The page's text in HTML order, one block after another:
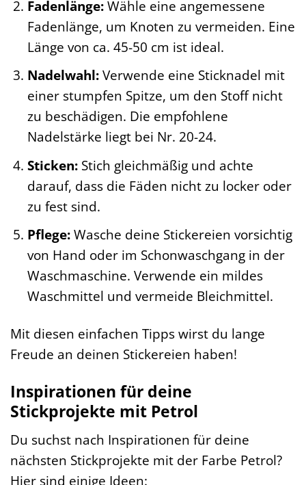
Fadenlänge:Wähle eine angemessene
Fadenlänge, um Knoten zu vermeiden. Eine
Länge von ca. 45-50 cm ist ideal.
Nadelwahl:Verwende eine Sticknadel mit
einer stumpfen Spitze, um den Stoff nicht
zu beschädigen. Die empfohlene
Nadelstärke liegt bei Nr. 20-24.
Sticken:Stich gleichmäßig und achte
darauf, dass die Fäden nicht zu locker oder
zu fest sind.
Pflege:Wasche deine Stickereien vorsichtig
von Hand oder im Schonwaschgang in der
Waschmaschine. Verwende ein mildes
Waschmittel und vermeide Bleichmittel.
Mit diesen einfachen Tipps wirst du lange
Freude an deinen Stickereien haben!
Inspirationen für deine
Stickprojekte mit Petrol
Du suchst nach Inspirationen für deine
nächsten Stickprojekte mit der Farbe Petrol?
Hier sind einige Ideen: